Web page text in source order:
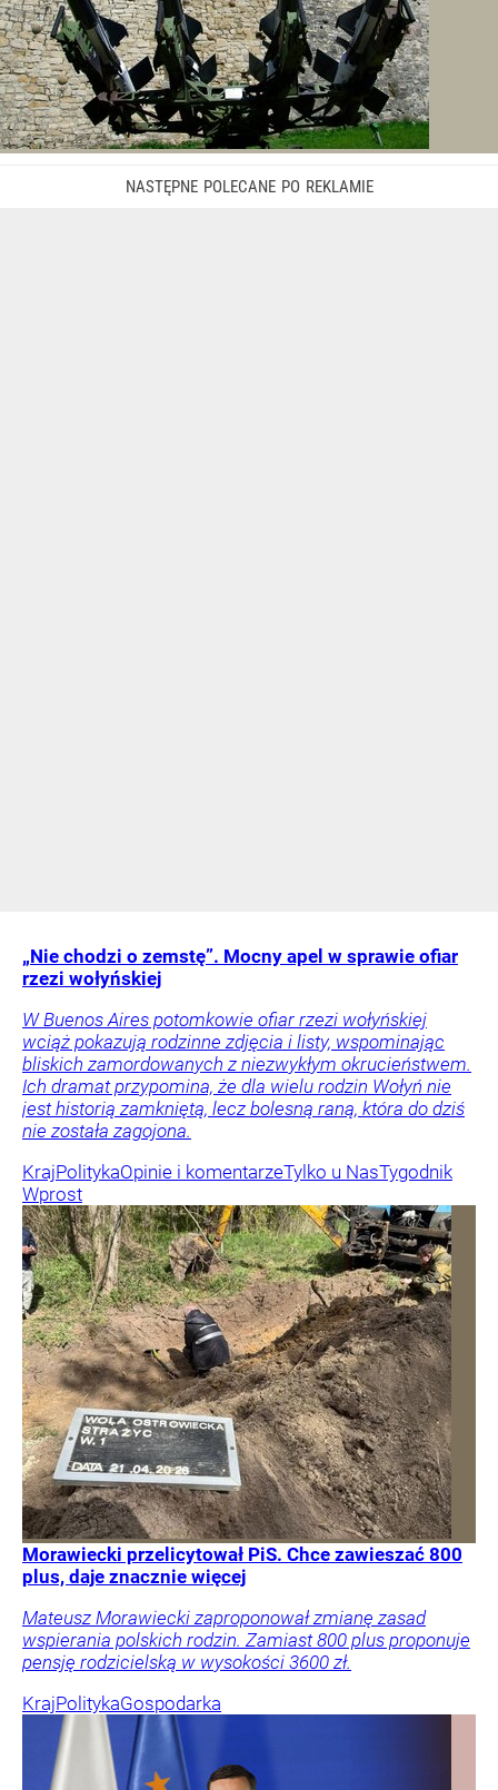
„Nie chodzi o zemstę”. Mocny apel w sprawie ofiar
rzezi wołyńskiej
W Buenos Aires potomkowie ofiar rzezi wołyńskiej
wciąż pokazują rodzinne zdjęcia i listy, wspominając
bliskich zamordowanych z niezwykłym okrucieństwem.
Ich dramat przypomina, że dla wielu rodzin Wołyń nie
jest historią zamkniętą, lecz bolesną raną, która do dziś
nie została zagojona.
KrajPolitykaOpinie i komentarzeTylko u NasTygodnik
Wprost
Morawiecki przelicytował PiS. Chce zawieszać 800
plus, daje znacznie więcej
Mateusz Morawiecki zaproponował zmianę zasad
wspierania polskich rodzin. Zamiast 800 plus proponuje
pensję rodzicielską w wysokości 3600 zł.
KrajPolitykaGospodarka